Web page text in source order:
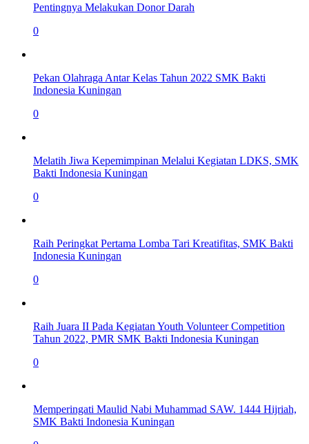
Pentingnya Melakukan Donor Darah
0
Pekan Olahraga Antar Kelas Tahun 2022 SMK Bakti
Indonesia Kuningan
0
Melatih Jiwa Kepemimpinan Melalui Kegiatan LDKS, SMK
Bakti Indonesia Kuningan
0
Raih Peringkat Pertama Lomba Tari Kreatifitas, SMK Bakti
Indonesia Kuningan
0
Raih Juara II Pada Kegiatan Youth Volunteer Competition
Tahun 2022, PMR SMK Bakti Indonesia Kuningan
0
Memperingati Maulid Nabi Muhammad SAW. 1444 Hijriah,
SMK Bakti Indonesia Kuningan